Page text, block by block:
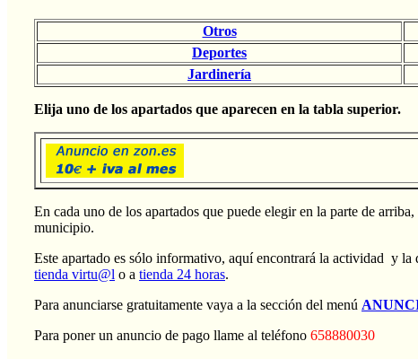
Otros
Deportes
Jardinería
Elija uno de los apartados que aparecen en la tabla superior.
En cada uno de los apartados que puede elegir en la parte de
municipio.
Este apartado es sólo informativo, aquí encontrará la actividad y
tienda virtu@l o a tienda 24 horas.
Para anunciarse gratuitamente vaya a la sección del menú
Para poner un anuncio de pago llame al teléfono 658880030